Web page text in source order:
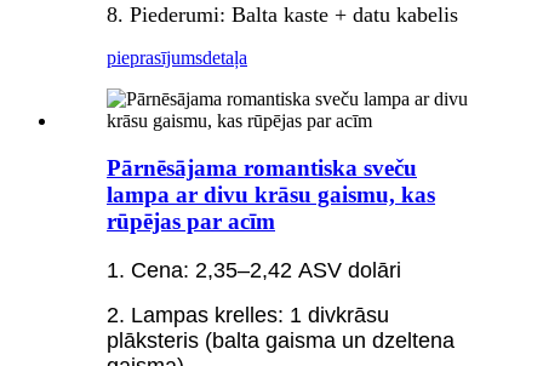
8. Piederumi: Balta kaste + datu kabelis
pieprasījumsdetaļa
Pārnēsājama romantiska sveču
lampa ar divu krāsu gaismu, kas
rūpējas par acīm
1. Cena: 2,35–2,42 ASV dolāri
2. Lampas krelles: 1 divkrāsu
plāksteris (balta gaisma un dzeltena